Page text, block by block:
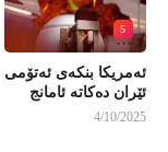
5
ئەمریکا بنکەی ئەتۆمی
ئێران دەکاتە ئامانج
4/10/2025